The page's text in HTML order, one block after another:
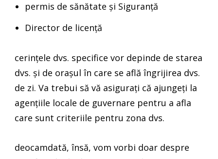
permis de sănătate și Siguranță
Director de licență
cerințele dvs. specifice vor depinde de starea
dvs. și de orașul în care se află îngrijirea dvs.
de zi. Va trebui să vă asigurați că ajungeți la
agențiile locale de guvernare pentru a afla
care sunt criteriile pentru zona dvs.
deocamdată, însă, vom vorbi doar despre